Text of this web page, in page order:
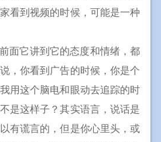
看到视频的时候，可能是一种
面它讲到它的态度和情绪，都
，你看到广告的时候，你是个
用这个脑电和眼动去追踪的时
是这样子？其实语言，说话是
有谎言的，但是你心里头，或